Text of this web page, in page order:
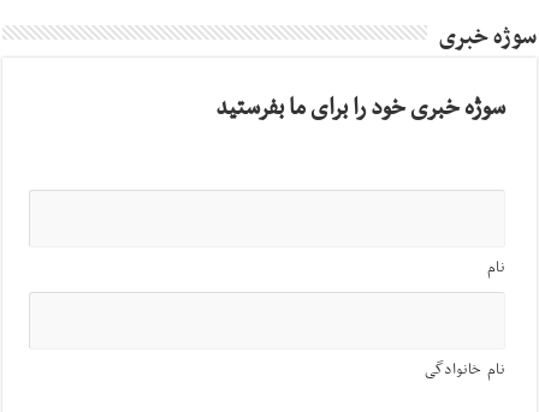
سوژه خبری
سوژه خبری خود را برای ما بفرستید
نام
نام خانوادگی